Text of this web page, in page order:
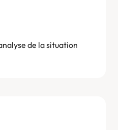
de la situation